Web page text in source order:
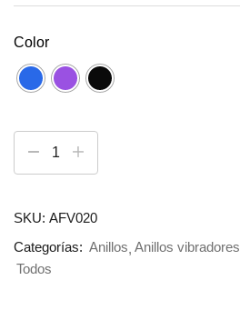
Color
SKU: AFV020
Categorías: Anillos Anillos vibradores
Todos